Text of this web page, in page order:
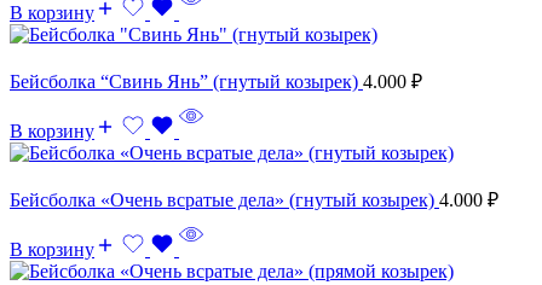
В корзину
Бейсболка “Свинь Янь” (гнутый козырек) 4.000 ₽
В корзину
Бейсболка «Очень всратые дела» (гнутый козырек) 4.000 ₽
В корзину